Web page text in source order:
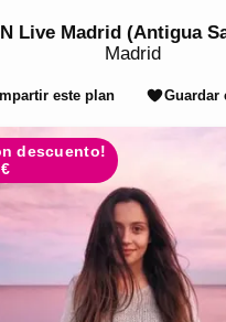
Live Madrid (Antigua
Madrid
este plan Guardar
descuento!